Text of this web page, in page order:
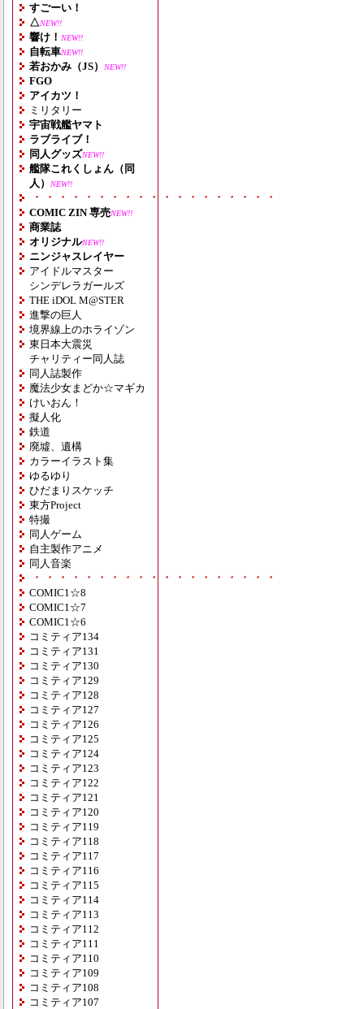
すごーい！
△NEW!!
響け！ NEW!!
自転車NEW!!
若おかみ（JS） NEW!!
FGO
アイカツ！
ミリタリー
宇宙戦艦ヤマト
ラブライブ！
同人グッズNEW!!
艦隊これくしょん（同
人）
NEW!!
・・・・・・・・・・・・・・・・・・・
COMIC ZIN 専売NEW!!
商業誌
オリジナルNEW!!
ニンジャスレイヤー
アイドルマスター
シンデレラガールズ
THE iDOL M@STER
進撃の巨人
境界線上のホライゾン
東日本大震災
チャリティー同人誌
同人誌製作
魔法少女まどか☆マギカ
けいおん！
擬人化
鉄道
廃墟、遺構
カラーイラスト集
ゆるゆり
ひだまりスケッチ
東方Project
特撮
同人ゲーム
自主製作アニメ
同人音楽
・・・・・・・・・・・・・・・・・・・
COMIC1☆8
COMIC1☆7
COMIC1☆6
コミティア134
コミティア131
コミティア130
コミティア129
コミティア128
コミティア127
コミティア126
コミティア125
コミティア124
コミティア123
コミティア122
コミティア121
コミティア120
コミティア119
コミティア118
コミティア117
コミティア116
コミティア115
コミティア114
コミティア113
コミティア112
コミティア111
コミティア110
コミティア109
コミティア108
コミティア107